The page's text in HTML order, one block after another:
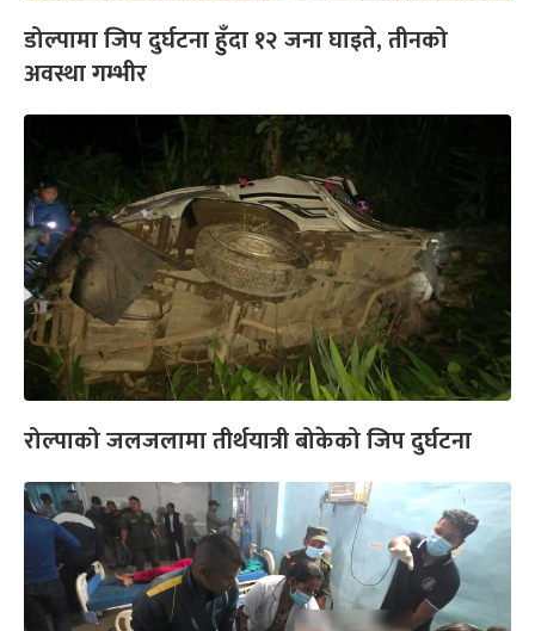
डोल्पामा जिप दुर्घटना हुँदा १२ जना घाइते, तीनको
अवस्था गम्भीर
रोल्पाको जलजलामा तीर्थयात्री बोकेको जिप दुर्घटना